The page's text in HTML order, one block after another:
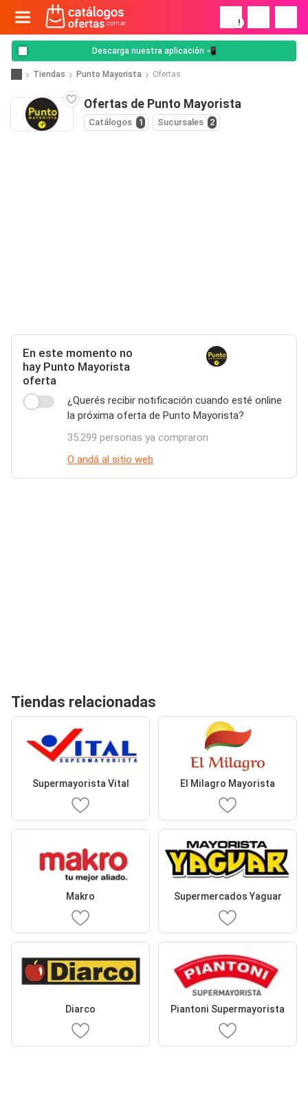
!
Descarga nuestra aplicación 📲
Tiendas Punto Mayorista Ofertas
Ofertas de Punto Mayorista
Catálogos 1 Sucursales 2
En este momento no
hay Punto Mayorista
oferta
¿Querés recibir notificación cuando esté online
la próxima oferta de Punto Mayorista?
35.299 personas ya compraron
O andá al sitio web
Tiendas relacionadas
Supermayorista Vital El Milagro Mayorista
Makro Supermercados Yaguar
Diarco Piantoni Supermayorista